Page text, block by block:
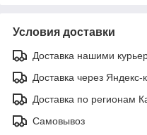
Условия доставки
Доставка нашими
Доставка через
Доставка по регионам
Самовывоз